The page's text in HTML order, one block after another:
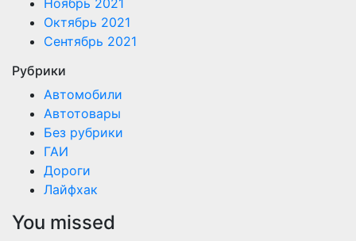
Ноябрь 2021
Октябрь 2021
Сентябрь 2021
Рубрики
Автомобили
Автотовары
Без рубрики
ГАИ
Дороги
Лайфхак
You missed